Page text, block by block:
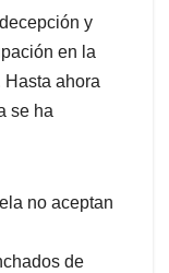
y
en la
ahora
se ha
no aceptan
de